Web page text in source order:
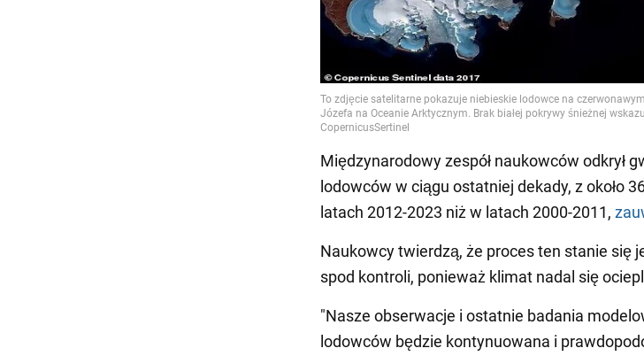
Międzynarodowy zespół naukowców odkrył
lodowców w ciągu ostatniej dekady, z około
latach 2012-2023 niż w latach 2000-2011,
Naukowcy twierdzą, że proces ten stanie się
spod kontroli, ponieważ klimat nadal się
"Nasze obserwacje i ostatnie badania
lodowców będzie kontynuowana i